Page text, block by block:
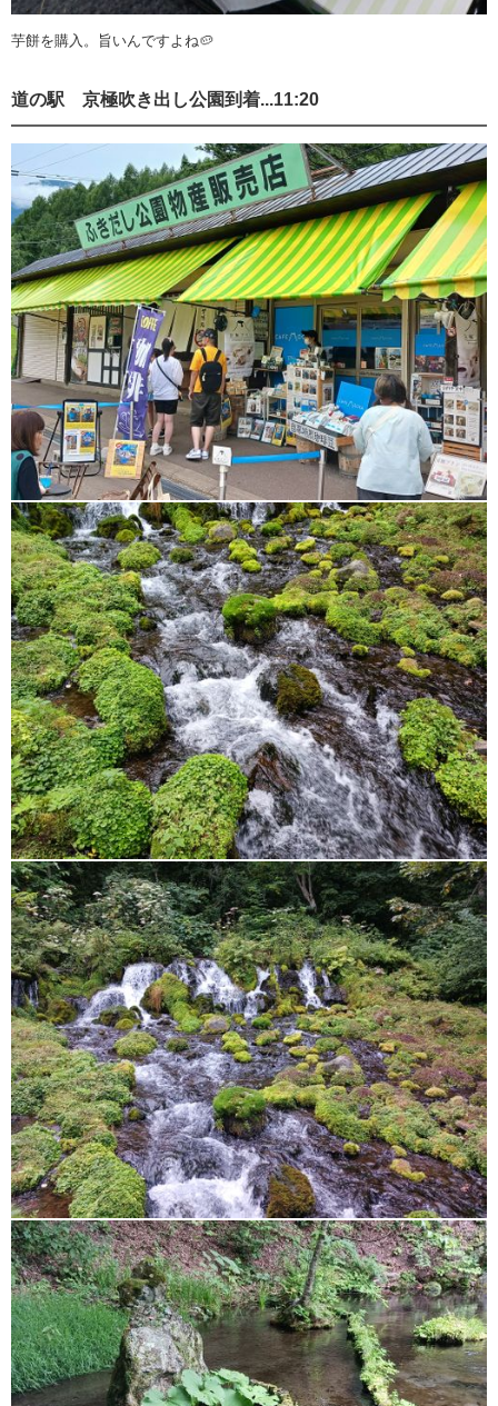
芋餅を購入。旨いんですよね🥔
道の駅 京極吹き出し公園到着...11:20